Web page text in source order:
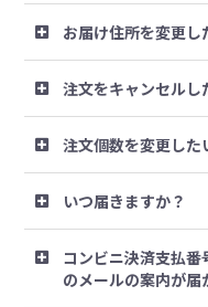
お届け住所を変更し
注文をキャンセルし
注文個数を変更した
いつ届きますか？
コンビニ決済支払
のメールの案内が届